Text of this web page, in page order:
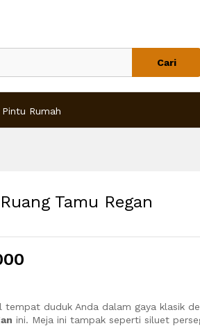
Cari
Pintu Rumah
Tamu Regan
tempat duduk Anda dalam gaya klasik
ini. Meja ini tampak seperti siluet